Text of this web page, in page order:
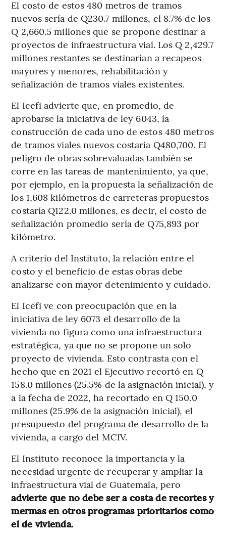
El costo de estos 480 metros de tramos
nuevos sería de Q230.7 millones, el 8.7% de los
Q 2,660.5 millones que se propone destinar a
proyectos de infraestructura vial. Los Q 2,429.7
millones restantes se destinarían a recapeos
mayores y menores, rehabilitación y
señalización de tramos viales existentes.
El Icefi advierte que, en promedio, de
aprobarse la iniciativa de ley 6043, la
construcción de cada uno de estos 480 metros
de tramos viales nuevos costaría Q480,700. El
peligro de obras sobrevaluadas también se
corre en las tareas de mantenimiento, ya que,
por ejemplo, en la propuesta la señalización de
los 1,608 kilómetros de carreteras propuestos
costaría Q122.0 millones, es decir, el costo de
señalización promedio sería de Q75,893 por
kilómetro.
A criterio del Instituto, la relación entre el
costo y el beneficio de estas obras debe
analizarse con mayor detenimiento y cuidado.
El Icefi ve con preocupación que en la
iniciativa de ley 6073 el desarrollo de la
vivienda no figura como una infraestructura
estratégica, ya que no se propone un solo
proyecto de vivienda. Esto contrasta con el
hecho que en 2021 el Ejecutivo recortó en Q
158.0 millones (25.5% de la asignación inicial), y
a la fecha de 2022, ha recortado en Q 150.0
millones (25.9% de la asignación inicial), el
presupuesto del programa de desarrollo de la
vivienda, a cargo del MCIV.
El Instituto reconoce la importancia y la
necesidad urgente de recuperar y ampliar la
infraestructura vial de Guatemala, pero
advierte que no debe ser a costa de recortes y
mermas en otros programas prioritarios como
el de vivienda.